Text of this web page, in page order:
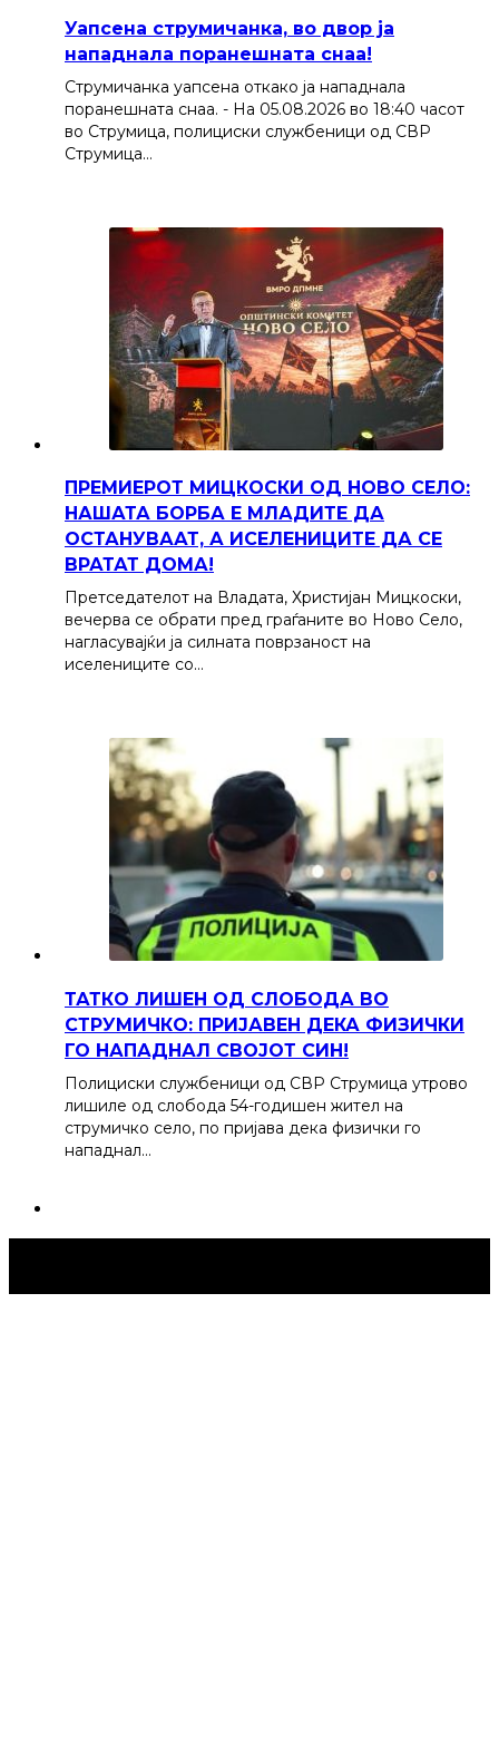
Уапсена струмичанка, во двор ја
нападнала поранешната снаа!
Струмичанка уапсена откако ја нападнала
поранешната снаа. - На 05.08.2026 во 18:40 часот
во Струмица, полициски службеници од СВР
Струмица…
ПРЕМИЕРОТ МИЦКОСКИ ОД НОВО СЕЛО:
НАШАТА БОРБА Е МЛАДИТЕ ДА
ОСТАНУВААТ, А ИСЕЛЕНИЦИТЕ ДА СЕ
ВРАТАТ ДОМА!
Претседателот на Владата, Христијан Мицкоски,
вечерва се обрати пред граѓаните во Ново Село,
нагласувајќи ја силната поврзаност на
иселениците со…
ТАТКО ЛИШЕН ОД СЛОБОДА ВО
СТРУМИЧКО: ПРИЈАВЕН ДЕКА ФИЗИЧКИ
ГО НАПАДНАЛ СВОЈОТ СИН!
Полициски службеници од СВР Струмица утрово
лишиле од слобода 54-годишен жител на
струмичко село, по пријава дека физички го
нападнал…